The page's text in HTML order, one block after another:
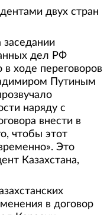
двух стран
заседании
дел РФ
в ходе переговоров
Путиным
наряду с
внести в
чтобы этот
Это
Казахстана,
в договор